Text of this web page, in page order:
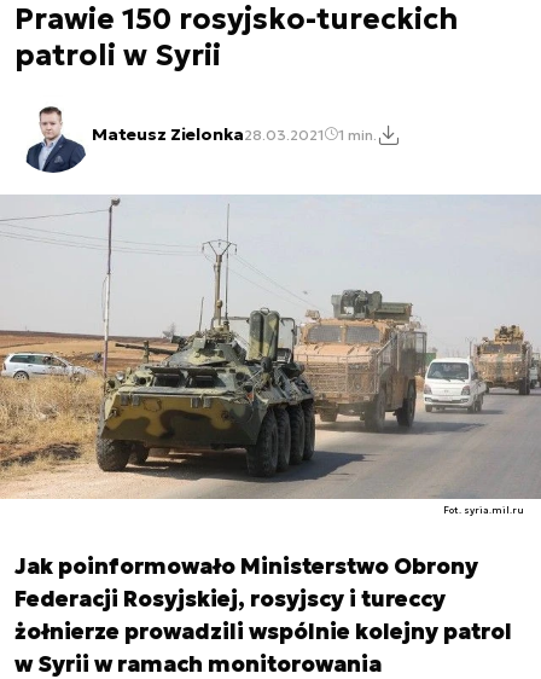
Prawie 150 rosyjsko-tureckich
patroli w Syrii
Mateusz Zielonka28.03.2021 1 min.
Fot. syria.mil.ru
Jak poinformowało Ministerstwo Obrony
Federacji Rosyjskiej, rosyjscy i tureccy
żołnierze prowadzili wspólnie kolejny patrol
w Syrii w ramach monitorowania